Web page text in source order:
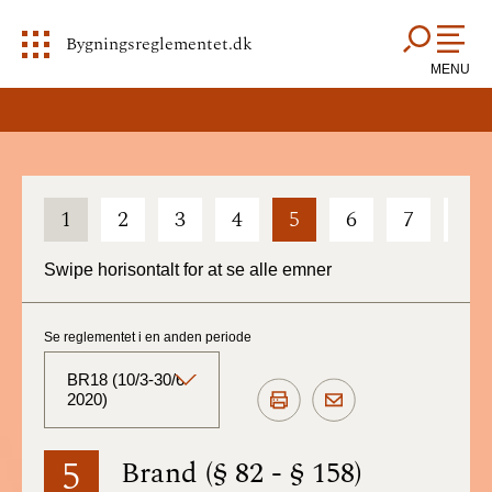
Bygningsreglementet.dk
MENU
1 2 3 4 5 6 7
Swipe horisontalt for at se alle emner
5 Brand (§ 82 - § 158)
Se reglementet i en anden periode
BR18 (10/3-30/6
2020)
BR18 (Aktuelt)